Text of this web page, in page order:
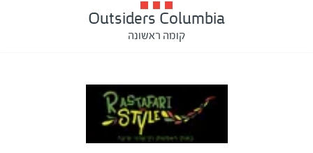
Outsiders Columbia
קומה ראשונה